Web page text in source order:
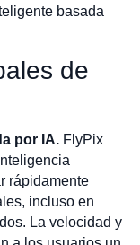
basada
de
por IA. FlyPix
rápidamente
incluso en
La velocidad y